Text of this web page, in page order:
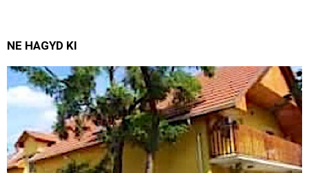
NE HAGYD KI